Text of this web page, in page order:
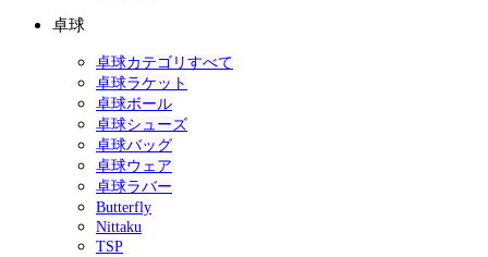
卓球
卓球カテゴリすべて
卓球ラケット
卓球ボール
卓球シューズ
卓球バッグ
卓球ウェア
卓球ラバー
Butterfly
Nittaku
TSP